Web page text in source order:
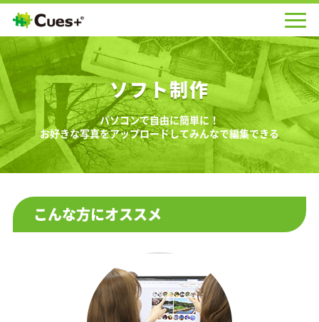
ソフト制作
パソコンで自由に簡単に！
お好きな写真をアップロードしてみんなで編集できる
こんな方にオススメ